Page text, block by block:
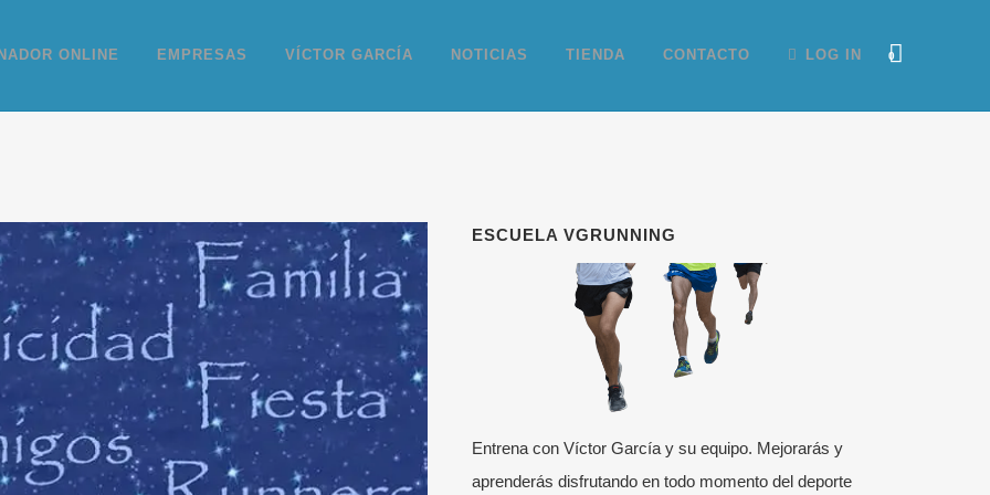
0
ONLINE EMPRESAS VÍCTOR GARCÍA NOTICIAS TIENDA CONTACTO LOG IN
ESCUELA VGRUNNING
Entrena con Víctor García y su equipo. Mejorarás y
aprenderás disfrutando en todo momento del deporte